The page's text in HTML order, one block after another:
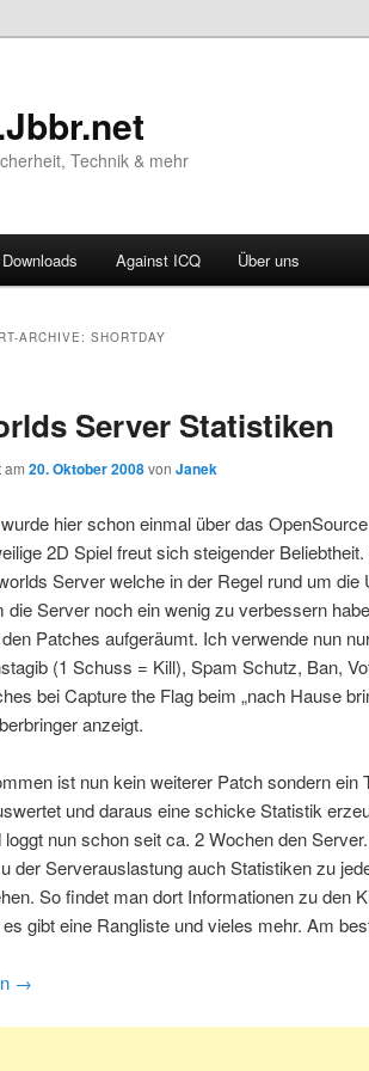
Technik & mehr
Downloads Against ICQ Über uns
ARCHIVE:SHORTDAY
Server Statistiken
am20. Oktober 2008 vonJanek
wurde hier schon einmal über das OpenSource
2D Spiel freut sich steigender
Server welche in der Regel rund um
die Server noch ein wenig zu verbessern
Patches aufgeräumt. Ich verwende nun
(1 Schuss = Kill), Spam Schutz, Ban,
bei Capture the Flag beim „nach Hause
anzeigt.
ist nun kein weiterer Patch sondern ein
und daraus eine schicke Statistik
loggt nun schon seit ca. 2 Wochen den
der Serverauslastung auch Statistiken zu
So findet man dort Informationen zu den
gibt eine Rangliste und vieles mehr. Am
→